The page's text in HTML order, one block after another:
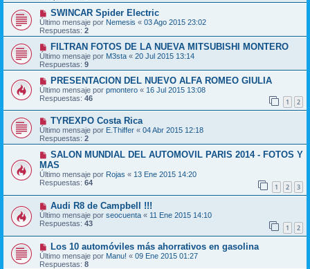
SWINCAR Spider Electric
Último mensaje por Nemesis « 03 Ago 2015 23:02
Respuestas: 2
FILTRAN FOTOS DE LA NUEVA MITSUBISHI MONTERO
Último mensaje por M3sta « 20 Jul 2015 13:14
Respuestas: 9
PRESENTACION DEL NUEVO ALFA ROMEO GIULIA
Último mensaje por pmontero « 16 Jul 2015 13:08
Respuestas: 46 1 2
TYREXPO Costa Rica
Último mensaje por E.Thiffer « 04 Abr 2015 12:18
Respuestas: 2
SALON MUNDIAL DEL AUTOMOVIL PARIS 2014 - FOTOS Y
MAS
Último mensaje por Rojas « 13 Ene 2015 14:20
Respuestas: 64 1 2 3
Audi R8 de Campbell !!!
Último mensaje por seocuenta « 11 Ene 2015 14:10
Respuestas: 43 1 2
Los 10 automóviles más ahorrativos en gasolina
Último mensaje por Manu! « 09 Ene 2015 01:27
Respuestas: 8